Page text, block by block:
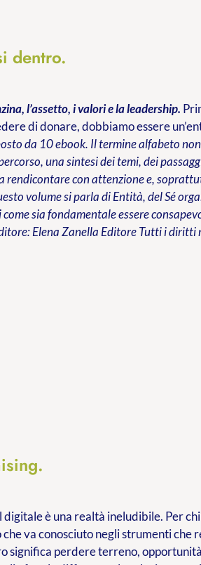
dentro.
l’assetto, i valori e la leadership.
di donare, dobbiamo essere
da 10 ebook. Il termine alfabeto
una sintesi dei temi, dei
con attenzione e,
volume si parla di Entità, del Sé
sia fondamentale essere
Elena Zanella EditoreTutti i diritti
digitale è una realtà ineludibile. Per
che va conosciuto negli strumenti
significa perdere terreno,